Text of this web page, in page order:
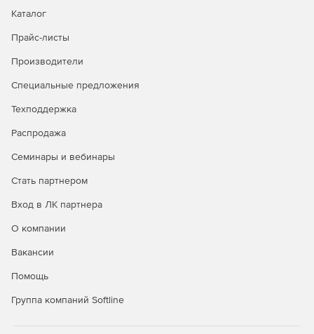
Одновременный выбор нескольких контуров и фигур.
количеством контуров легко найти нужный контур (и
фильтра.
Стабилизация изображения камеры. Если снимок
получился размытым из-за длинной выдержки или
изображения камеры» анализирует траекторию
Расширенная поддержка смарт-объектов.
с возможностью обратимой коррекции благодаря
размытия, выталкивания, вытягивания, сморщивания
и вздувания изображения или видео с сохранением
Каталог
Прайс-листы
Производители
Специальные предложения
Техподдержка
Распродажа
Семинары и вебинары
Стать партнером
Вход в ЛК партнера
О компании
Вакансии
Помощь
Группа компаний Softline